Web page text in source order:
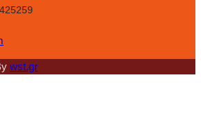
wst.gr